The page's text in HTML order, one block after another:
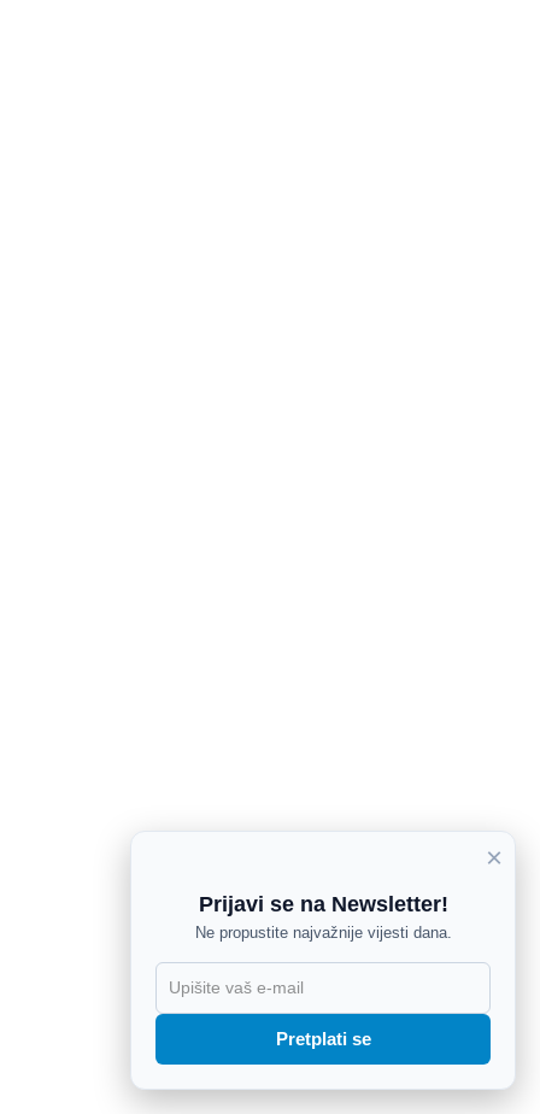
×
Prijavi se na Newsletter!
Ne propustite najvažnije vijesti dana.
Pretplati se